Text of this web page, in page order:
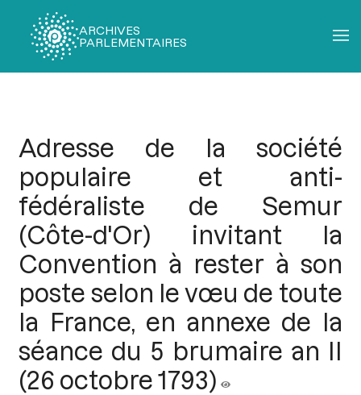
ARCHIVES
PARLEMENTAIRES
Adresse de la société
populaire et anti-
fédéraliste de Semur
(Côte-d'Or) invitant la
Convention à rester à son
poste selon le vœu de toute
la France, en annexe de la
séance du 5 brumaire an II
(26 octobre 1793)